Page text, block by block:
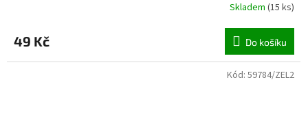
Skladem (15 ks)
49 Kč Do košíku
Kód: 59784/ZEL2